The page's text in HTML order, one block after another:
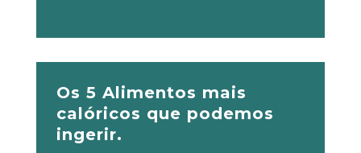
Os 5 Alimentos mais
calóricos que podemos
ingerir.